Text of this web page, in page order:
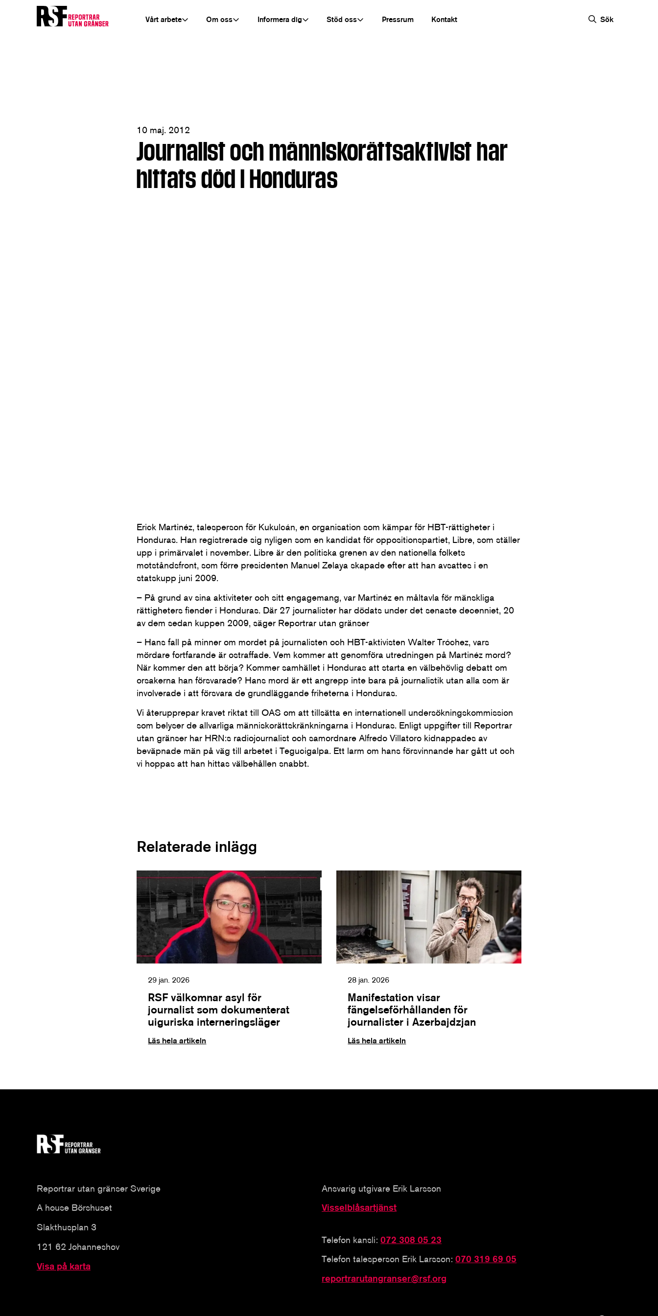
Vårt arbete Om oss Informera dig Stöd oss Pressrum Kontakt Sök
10 maj. 2012
Journalist och människorättsaktivist har
hittats död i Honduras
Erick Martinéz, talesperson för Kukulcán, en organisation som kämpar för HBT-rättigheter i
Honduras. Han registrerade sig nyligen som en kandidat för oppositionspartiet, Libre, som ställer
upp i primärvalet i november. Libre är den politiska grenen av den nationella folkets
motståndsfront, som förre presidenten Manuel Zelaya skapade efter att han avsattes i en
statskupp juni 2009.
– På grund av sina aktiviteter och sitt engagemang, var Martinéz en måltavla för mänskliga
rättigheters fiender i Honduras. Där 27 journalister har dödats under det senaste decenniet, 20
av dem sedan kuppen 2009, säger Reportrar utan gränser
– Hans fall på minner om mordet på journalisten och HBT-aktivisten Walter Tróchez, vars
mördare fortfarande är ostraffade. Vem kommer att genomföra utredningen på Martinéz mord?
När kommer den att börja? Kommer samhället i Honduras att starta en välbehövlig debatt om
orsakerna han försvarade? Hans mord är ett angrepp inte bara på journalistik utan alla som är
involverade i att försvara de grundläggande friheterna i Honduras.
Vi återupprepar kravet riktat till OAS om att tillsätta en internationell undersökningskommission
som belyser de allvarliga människorättskränkningarna i Honduras. Enligt uppgifter till Reportrar
utan gränser har HRN:s radiojournalist och samordnare Alfredo Villatoro kidnappades av
beväpnade män på väg till arbetet i Tegucigalpa. Ett larm om hans försvinnande har gått ut och
vi hoppas att han hittas välbehållen snabbt.
Relaterade inlägg
29 jan. 2026
RSF välkomnar asyl för
journalist som dokumenterat
uiguriska interneringsläger
Läs hela artikeln
28 jan. 2026
Manifestation visar
fängelseförhållanden för
journalister i Azerbajdzjan
Läs hela artikeln
Reportrar utan gränser Sverige
A house Börshuset
Slakthusplan 3
121 62 Johanneshov
Visa på karta
Ansvarig utgivare Erik Larsson
Visselblåsartjänst
Telefon kansli:072 308 05 23
Telefon talesperson Erik Larsson:070 319 69 05
reportrarutangranser@rsf.org